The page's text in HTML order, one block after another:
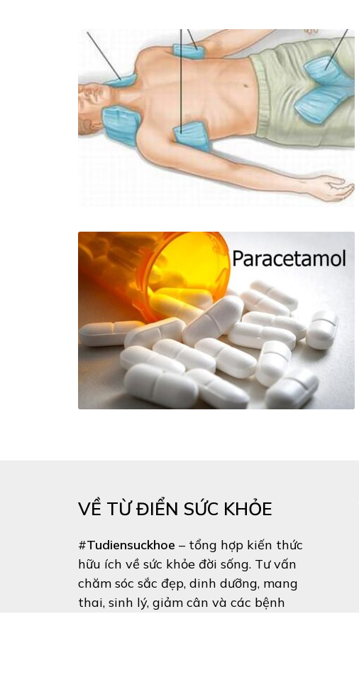
VỀ TỪ ĐIỂN SỨC KHỎE
#Tudiensuckhoe – tổng hợp kiến thức
hữu ích về sức khỏe đời sống. Tư vấn
chăm sóc sắc đẹp, dinh dưỡng, mang
thai, sinh lý, giảm cân và các bệnh